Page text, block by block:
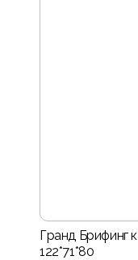
Гранд Брифинг
122*71*80